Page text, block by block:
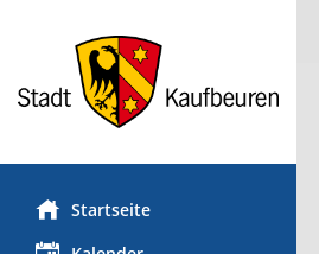
Startseite